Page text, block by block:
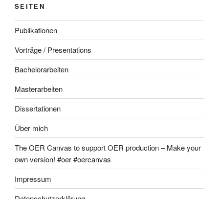
SEITEN
Publikationen
Vorträge / Presentations
Bachelorarbeiten
Masterarbeiten
Dissertationen
Über mich
The OER Canvas to support OER production – Make your
own version! #oer #oercanvas
Impressum